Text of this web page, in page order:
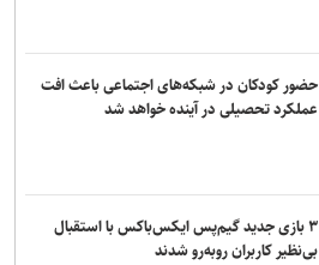
حضور کودکان در شبکه‌های اجتماعی باعث افت
عملکرد تحصیلی در آینده خواهد شد
۳ بازی جدید گیم‌پس ایکس‌باکس با استقبال
بی‌نظیر کاربران روبه‌رو شدند